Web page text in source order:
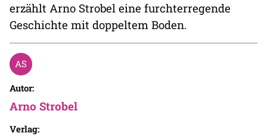
erzählt Arno Strobel eine furchterregende
Geschichte mit doppeltem Boden.
Autor:
Arno Strobel
Verlag: